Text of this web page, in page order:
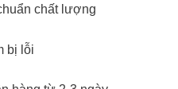
chất lượng
bị lỗi